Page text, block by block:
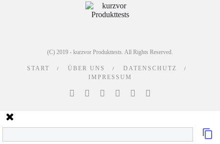
(C) 2019 - kurzvor Produkttests. All Rights Reserved.
START ÜBER UNS
DATENSCHUTZ
IMPRESSUM